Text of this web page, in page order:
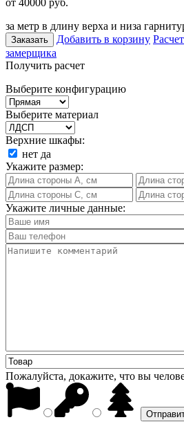
за метр в длину верха и низа
Заказать Добавить в корзину
замерщика
Получить расчет
Выберите конфигурацию
Выберите материал
Верхние шкафы:
нет да
Укажите размер:
Укажите личные данные:
Пожалуйста, докажите, что вы